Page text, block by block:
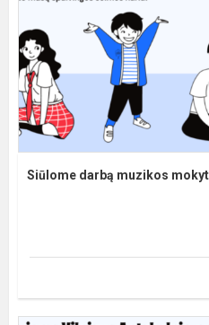
Siūlome darbą muzikos